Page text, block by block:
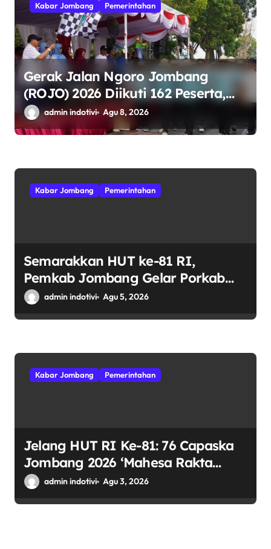
Kabar Jombang Pemerintahan
Gerak Jalan Ngoro Jombang
(ROJO) 2026 Diikuti 162 Peserta,
Bupati Jombang Tekankan Disiplin
dan Kekompakan
admin indotivi Agu 8, 2026
Kabar Jombang Pemerintahan
Semarakkan HUT ke-81 RI,
Pemkab Jombang Gelar Porkab
2026 untuk Pererat Kebersamaan
admin indotivi Agu 5, 2026
Kabar Jombang Pemerintahan
Jelang HUT RI Ke-81: 76 Capaska
Jombang 2026 ‘Mahesa Rakta
Garuda Yudha’ Resmi Mulai
admin indotivi Agu 3, 2026